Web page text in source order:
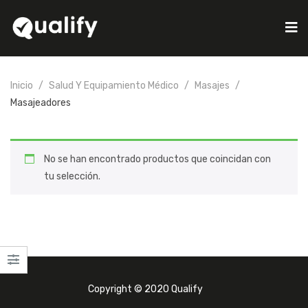
Inicio Salud Y Equipamiento Médico
Masajes
Masajeadores
No se han encontrado productos que coincidan con
tu selección.
Copyright © 2020 Qualify